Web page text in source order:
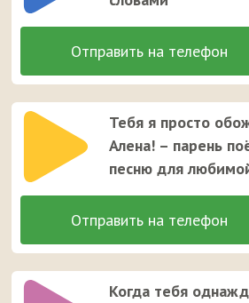
Тебя я просто
Алена! – парень
песню для
Когда тебя